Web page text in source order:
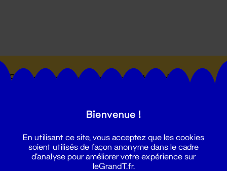
Suivez toutes les actualités du
Bienvenue !
En utilisant ce site, vous acceptez que les cookies
soient utilisés de façon anonyme dans le cadre
d'analyse pour améliorer votre expérience sur
leGrandT.fr.